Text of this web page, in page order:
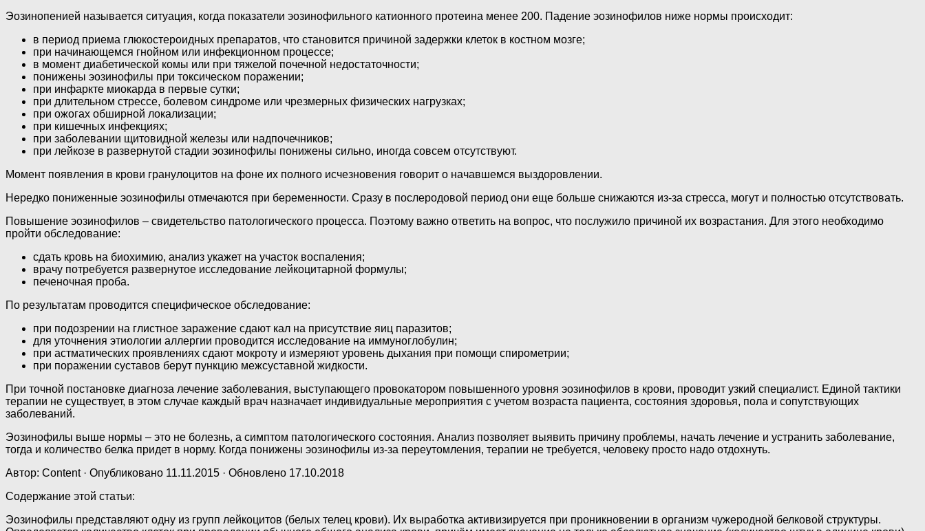
Эозинопенией называется ситуация, когда показатели эозинофильного катионного протеина менее 200. Падение эозинофилов ниже нормы происходит:
в период приема глюкостероидных препаратов, что становится причиной задержки клеток в костном мозге;
при начинающемся гнойном или инфекционном процессе;
в момент диабетической комы или при тяжелой почечной недостаточности;
понижены эозинофилы при токсическом поражении;
при инфаркте миокарда в первые сутки;
при длительном стрессе, болевом синдроме или чрезмерных физических нагрузках;
при ожогах обширной локализации;
при кишечных инфекциях;
при заболевании щитовидной железы или надпочечников;
при лейкозе в развернутой стадии эозинофилы понижены сильно, иногда совсем отсутствуют.
Момент появления в крови гранулоцитов на фоне их полного исчезновения говорит о начавшемся выздоровлении.
Нередко пониженные эозинофилы отмечаются при беременности. Сразу в послеродовой период они еще больше снижаются из-за стресса, могут и полностью отсутствовать.
Повышение эозинофилов – свидетельство патологического процесса. Поэтому важно ответить на вопрос, что послужило причиной их возрастания. Для этого необходимо
пройти обследование:
сдать кровь на биохимию, анализ укажет на участок воспаления;
врачу потребуется развернутое исследование лейкоцитарной формулы;
печеночная проба.
По результатам проводится специфическое обследование:
при подозрении на глистное заражение сдают кал на присутствие яиц паразитов;
для уточнения этиологии аллергии проводится исследование на иммуноглобулин;
при астматических проявлениях сдают мокроту и измеряют уровень дыхания при помощи спирометрии;
при поражении суставов берут пункцию межсуставной жидкости.
При точной постановке диагноза лечение заболевания, выступающего провокатором повышенного уровня эозинофилов в крови, проводит узкий специалист. Единой тактики
терапии не существует, в этом случае каждый врач назначает индивидуальные мероприятия с учетом возраста пациента, состояния здоровья, пола и сопутствующих
заболеваний.
Эозинофилы выше нормы – это не болезнь, а симптом патологического состояния. Анализ позволяет выявить причину проблемы, начать лечение и устранить заболевание,
тогда и количество белка придет в норму. Когда понижены эозинофилы из-за переутомления, терапии не требуется, человеку просто надо отдохнуть.
Автор: Content · Опубликовано 11.11.2015 · Обновлено 17.10.2018
Содержание этой статьи:
Эозинофилы представляют одну из групп лейкоцитов (белых телец крови). Их выработка активизируется при проникновении в организм чужеродной белковой структуры.